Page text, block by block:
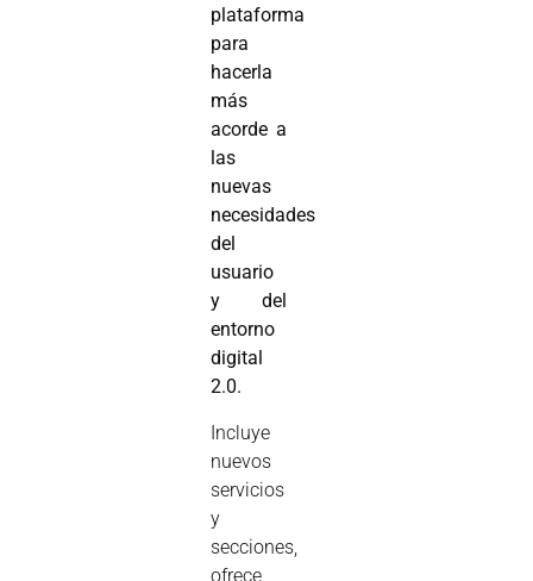
plataforma
para
hacerla
más
acorde a
las
nuevas
necesidades
del
usuario
y del
entorno
digital
2.0.
Incluye
nuevos
servicios
y
secciones,
ofrece